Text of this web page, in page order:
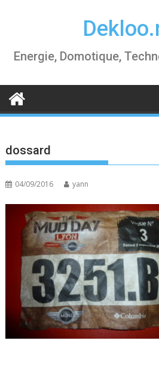
Energie, Domotique,
dossard
04/09/2016 yann